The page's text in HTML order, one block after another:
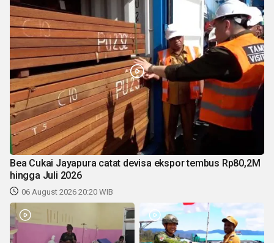
Bea Cukai Jayapura catat devisa ekspor tembus Rp80,2M
hingga Juli 2026
06 August 2026 20:20 WIB